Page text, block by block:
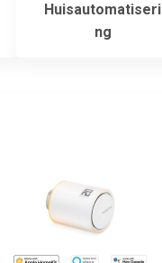
Huisautomatiseri
ng